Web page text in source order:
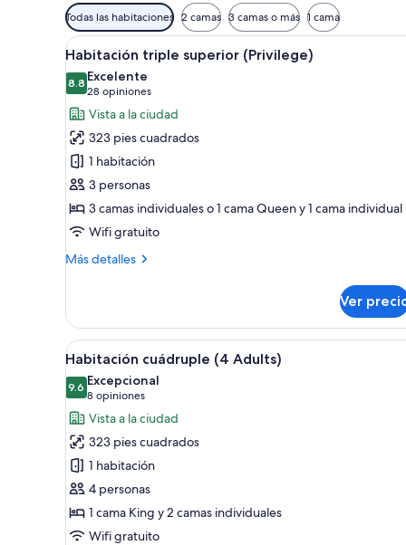
Filtros
disponibles
para
las
habitaciones
Todas las habitaciones 2 camas 3 camas o más 1 cama
Abrir
todas
las
fotos
de
Habitación
triple
superior
(Privilege)
Una habitación de hotel con
6
Habitación triple superior (Privilege)
8.88.8 de 10
Excelente
28 opiniones
(28
opiniones)
Vista a la ciudad
323 pies cuadrados
1 habitación
3 personas
3 camas individuales o 1 cama Queen y 1 cama individual
Wifi gratuito
Más detalles
Más
triple
superior
(Privilege)
Ver
Abrir
todas
las
fotos
de
Habitación
cuádruple
(4
Adults)
Habitación de hotel con dos
6
Habitación cuádruple (4 Adults)
9.69.6 de 10
Excepcional
8 opiniones
(8
opiniones)
Vista a la ciudad
323 pies cuadrados
1 habitación
4 personas
1 cama King y 2 camas individuales
Wifi gratuito